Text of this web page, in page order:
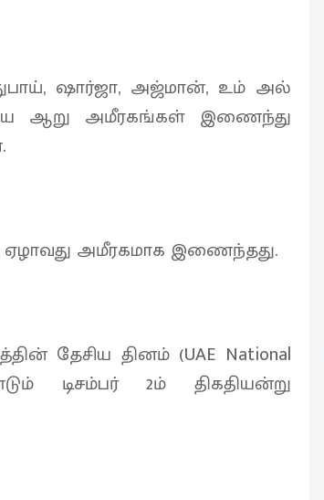
துபாய், ஷார்ஜா, அஜ்மான், உம் அல்
ஆறு அமீரகங்கள் இணைந்து
அமீரகமாக இணைந்தது.
தேசிய தினம் (UAE National
2ம் திகதியன்று